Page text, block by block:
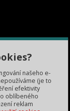
našeho e-
(je to
efektivity
oblíbeného
reklam